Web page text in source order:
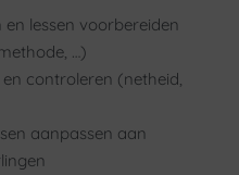
lessen voorbereiden
…)
controleren (netheid,
aanpassen aan